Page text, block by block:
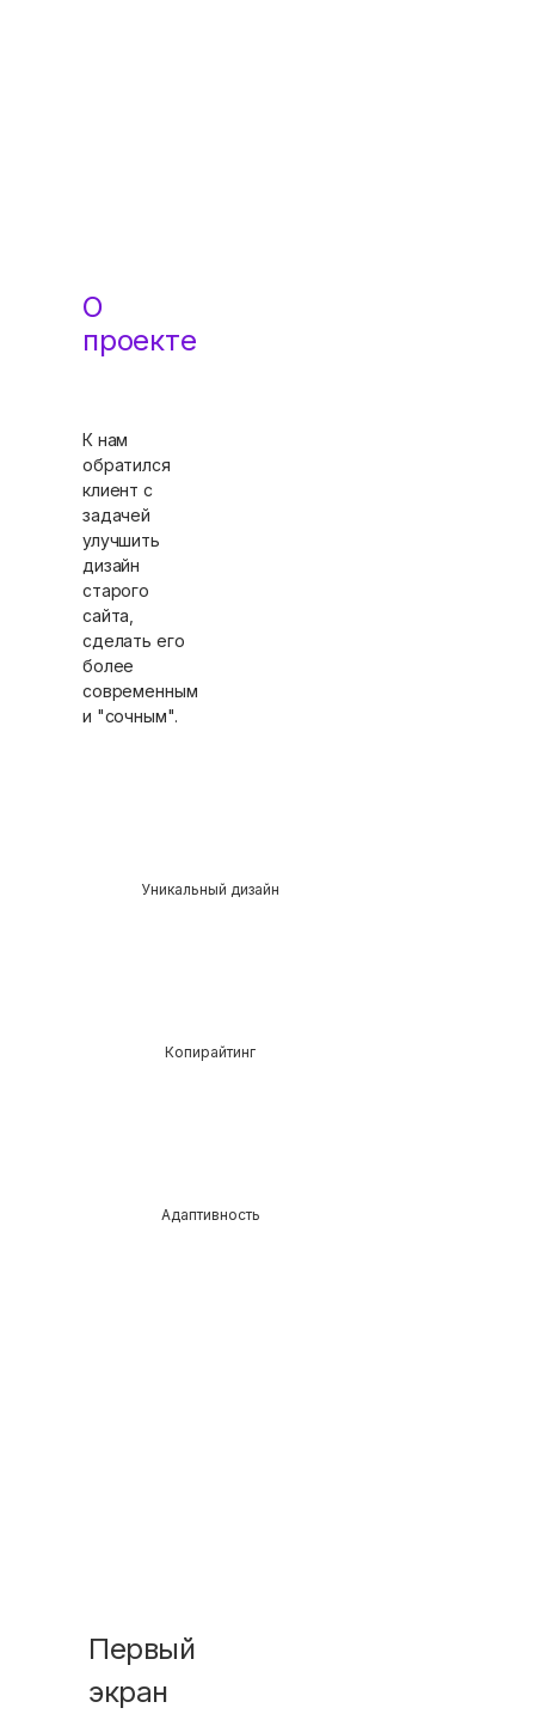
О
проекте
К нам
обратился
клиент с
задачей
улучшить
дизайн
старого
сайта,
сделать его
более
современным
и "сочным".
Уникальный дизайн
Копирайтинг
Адаптивность
Первый
экран